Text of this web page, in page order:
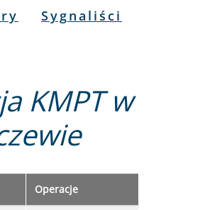
Sygnaliści
KMPT w
Operacje